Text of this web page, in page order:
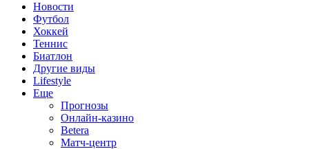
Новости
Футбол
Хоккей
Теннис
Биатлон
Другие виды
Lifestyle
Еще
Прогнозы
Онлайн-казино
Betera
Матч-центр